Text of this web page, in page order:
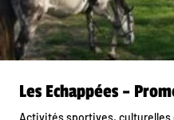
Les Echappées –